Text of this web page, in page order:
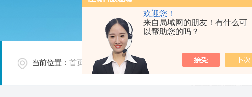
欢迎您！
来自局域网的朋友！有什么可
以帮助您的吗？
当前位置： 首页 技术文章/ KY-4Wa微量水份测定仪仪器执行标准